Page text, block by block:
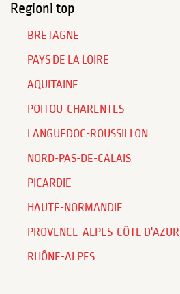
Regioni top
BRETAGNE
PAYS DE LA LOIRE
AQUITAINE
POITOU-CHARENTES
LANGUEDOC-ROUSSILLON
NORD-PAS-DE-CALAIS
PICARDIE
HAUTE-NORMANDIE
PROVENCE-ALPES-CÔTE D'AZUR
RHÔNE-ALPES